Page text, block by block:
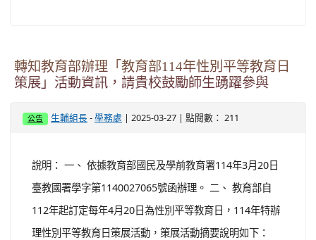
轉知教育部辦理「教育部114年性別平等教育日
策展」活動資訊，請貴校鼓勵師生踴躍參與
公告 生輔組長 -學務處 | 2025-03-27 | 點閱數： 211
說明： 一、 依據教育部國民及學前教育署114年3月20日
臺教國署學字第1140027065號函辦理。 二、 教育部自
112年起訂定每年4月20日為性別平等教育日，114年特辦
理性別平等教育日策展活動，策展活動摘要說明如下：